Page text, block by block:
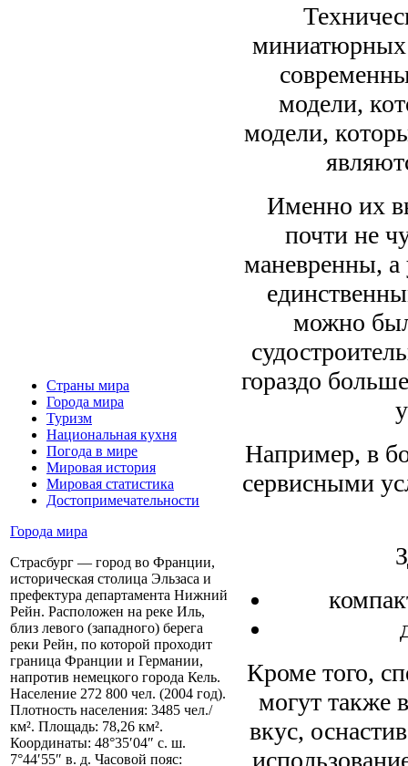
Страны мира
Города мира
Туризм
Национальная кухня
Погода в мире
Мировая история
Мировая статистика
Достопримечательности
Города мира
Страсбург — город во Франции,
историческая столица Эльзаса и
префектура департамента Нижний
Рейн. Расположен на реке Иль,
близ левого (западного) берега
реки Рейн, по которой проходит
граница Франции и Германии,
напротив немецкого города Кель.
Население 272 800 чел. (2004 год).
Плотность населения: 3485 чел./
км². Площадь: 78,26 км².
Координаты: 48°35′04″ с. ш.
7°44′55″ в. д. Часовой пояс:
миниатюрных
модели,
модели,
Именно их
почти не
маневренны, а
можно
гораздо
Например, в
сервисными
Кроме того,
могут также
вкус,